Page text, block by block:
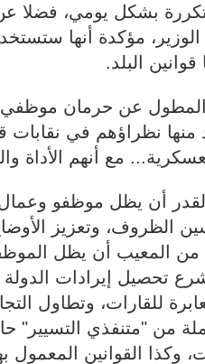
بشكل يومي، فضلا
الوزير، مؤكدة أنها
البلد.
المطول عن حرمان موظفي
منها نظراؤهم في نقابات
مع أنهم الأداة
أن يظل موظفو وعمال
الظروف، وتعزيز
من المعيب أن يظل
تحصيل إيرادات
للقارات، وتطاول
من "متنفذي التسيير"
وكذا القوانين